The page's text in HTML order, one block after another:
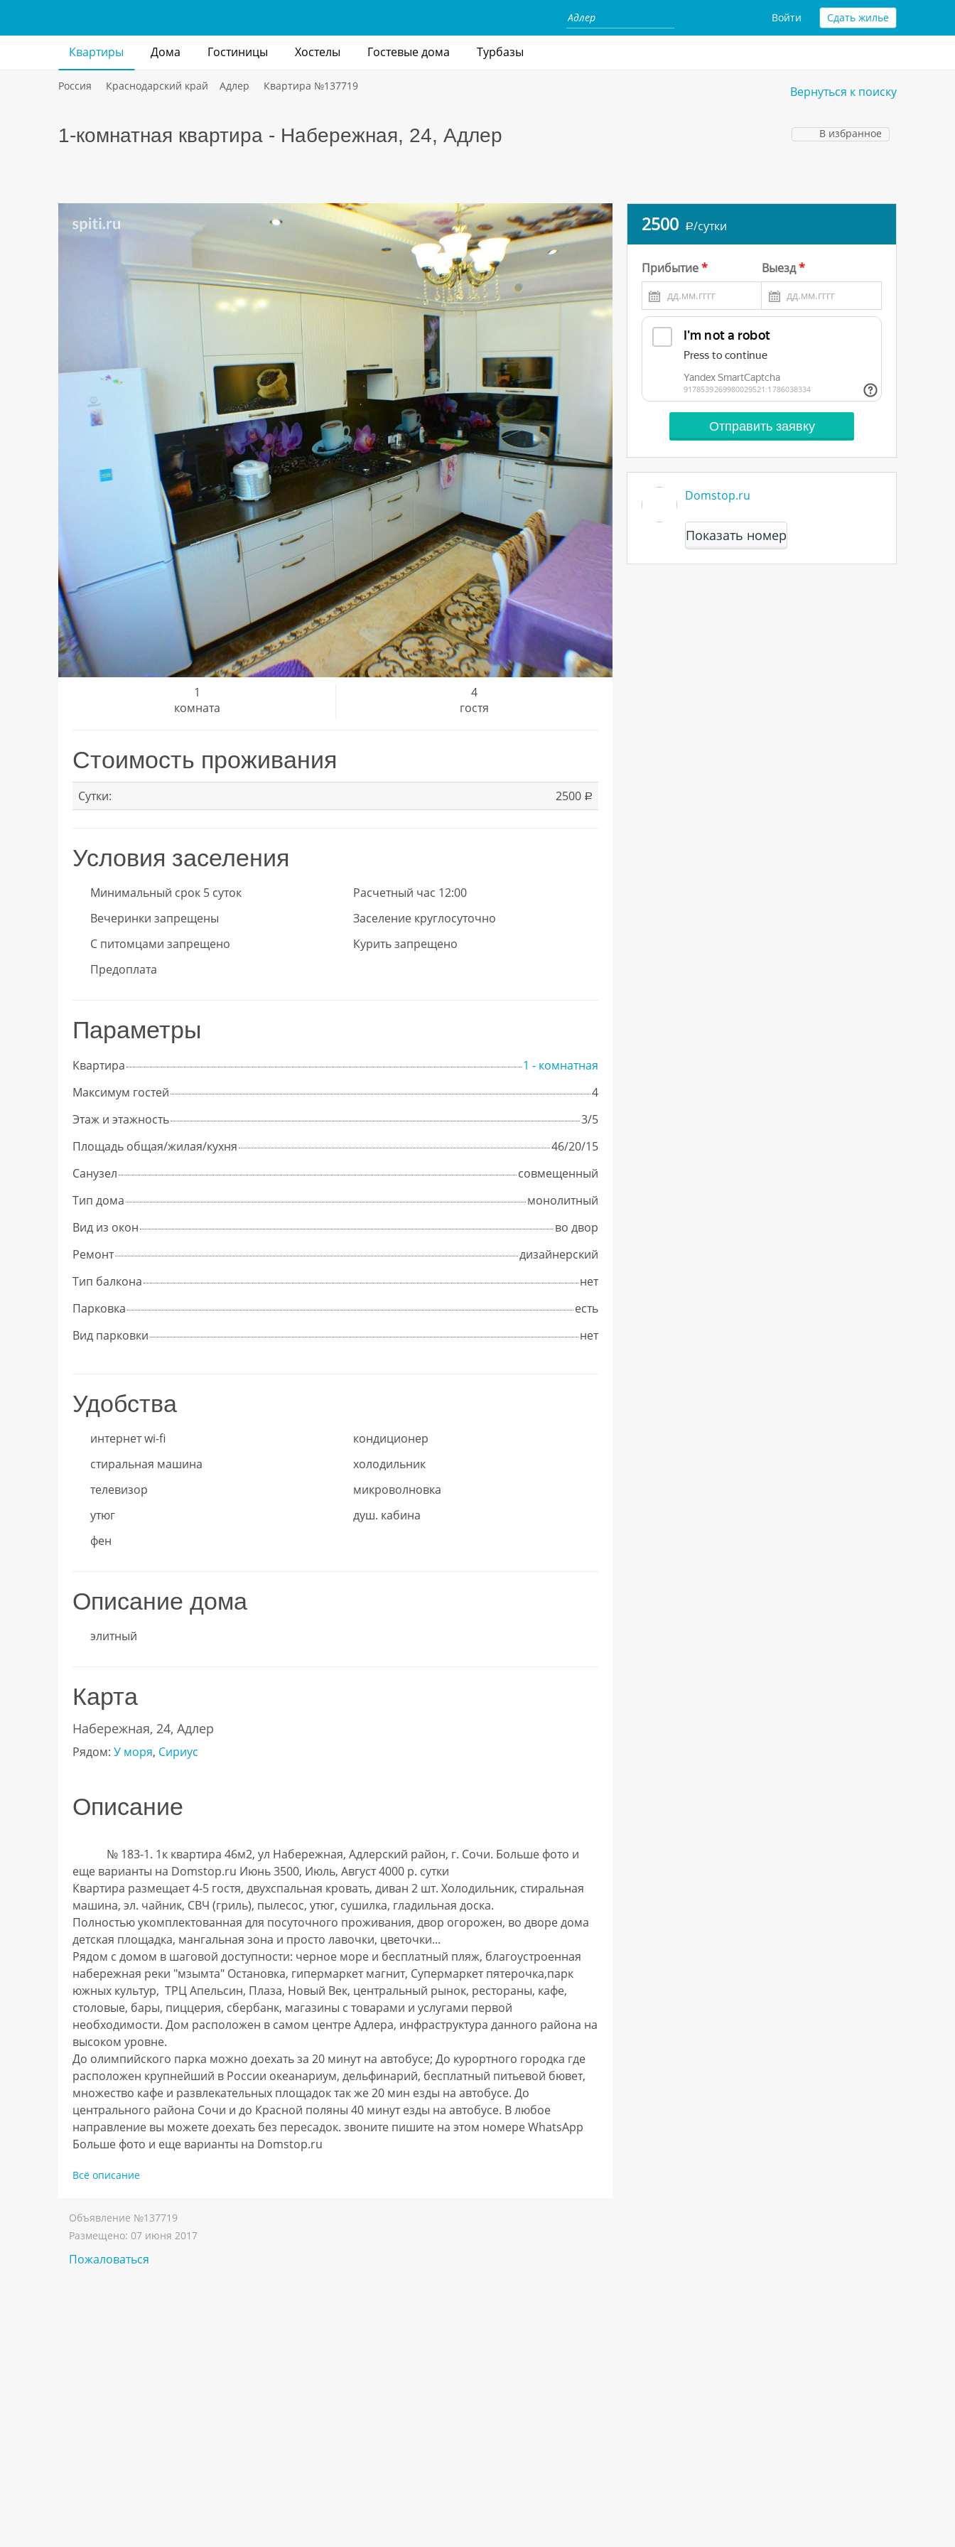
Войти Сдать жилье
Квартиры Дома Гостиницы Хостелы Гостевые дома Турбазы
Россия Краснодарский край Адлер Квартира №137719 Вернуться к поиску
1-комнатная квартира - Набережная, 24, Адлер В избранное
1
комната
4
гостя
2500 a/сутки
Прибытие Выезд
Domstop.ru
Показать номер
Стоимость проживания
Сутки: 2500 a
Условия заселения
Минимальный срок 5 суток
Расчетный час 12:00
Вечеринки запрещены
Заселение круглосуточно
С питомцами запрещено
Курить запрещено
Предоплата
Параметры
Квартира
1 - комнатная
Максимум гостей
4
Этаж и этажность
3/5
Площадь общая/жилая/кухня
46/20/15
Cанузел
совмещенный
Тип дома
монолитный
Вид из окон
во двор
Ремонт
дизайнерский
Тип балкона
нет
Парковка
есть
Вид парковки
нет
Удобства
интернет wi-fi
кондиционер
стиральная машина
холодильник
телевизор
микроволновка
утюг
душ. кабина
фен
Описание дома
элитный
Карта
Набережная, 24, Адлер
Рядом: У моря, Сириус
Описание
еще варианты на Domstop.ru Июнь 3500, Июль, Август 4000 р. сутки
Квартира размещает 4-5 гостя, двухспальная кровать, диван 2 шт. Холодильник, стиральная
машина, эл. чайник, СВЧ (гриль), пылесос, утюг, сушилка, гладильная доска.
Полностью укомплектованная для посуточного проживания, двор огорожен, во дворе дома
детская площадка, мангальная зона и просто лавочки, цветочки...
Рядом с домом в шаговой доступности: черное море и бесплатный пляж, благоустроенная
набережная реки "мзымта" Остановка, гипермаркет магнит, Супермаркет пятерочка,парк
южных культур,  ТРЦ Апельсин, Плаза, Новый Век, центральный рынок, рестораны, кафе,
столовые, бары, пиццерия, сбербанк, магазины с товарами и услугами первой
необходимости. Дом расположен в самом центре Адлера, инфраструктура данного района на
высоком уровне.
До олимпийского парка можно доехать за 20 минут на автобусе; До курортного городка где
расположен крупнейший в России океанариум, дельфинарий, бесплатный питьевой бювет,
множество кафе и развлекательных площадок так же 20 мин езды на автобусе. До
центрального района Сочи и до Красной поляны 40 минут езды на автобусе. В любое
направление вы можете доехать без пересадок. звоните пишите на этом номере WhatsApp
Больше фото и еще варианты на Domstop.ru
Всё описание
Объявление №137719
Размещено: 07 июня 2017
Пожаловаться